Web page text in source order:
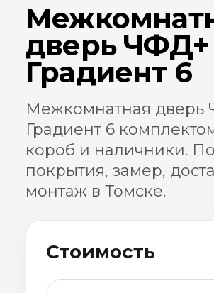
дверь ЧФД+
Градиент 6
Межкомнатная дверь
Градиент 6
короб и наличники.
покрытия, замер,
монтаж в Томске.
Стоимость